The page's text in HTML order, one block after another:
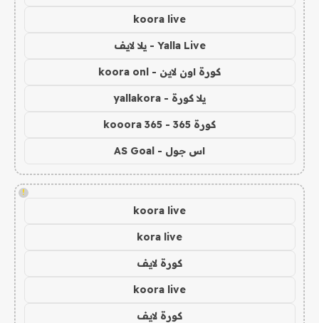
koora live
Yalla Live - يلا لايف
كورة اون لاين - koora onl
يلا كورة - yallakora
كورة 365 - kooora 365
اس جول - AS Goal
!
koora live
kora live
كورة لايف
koora live
كورة لايف